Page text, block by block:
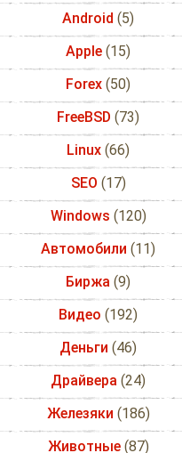
Android (5)
Apple (15)
Forex (50)
FreeBSD (73)
Linux (66)
SEO (17)
Windows (120)
Автомобили (11)
Биржа (9)
Видео (192)
Деньги (46)
Драйвера (24)
Железяки (186)
Животные(87)